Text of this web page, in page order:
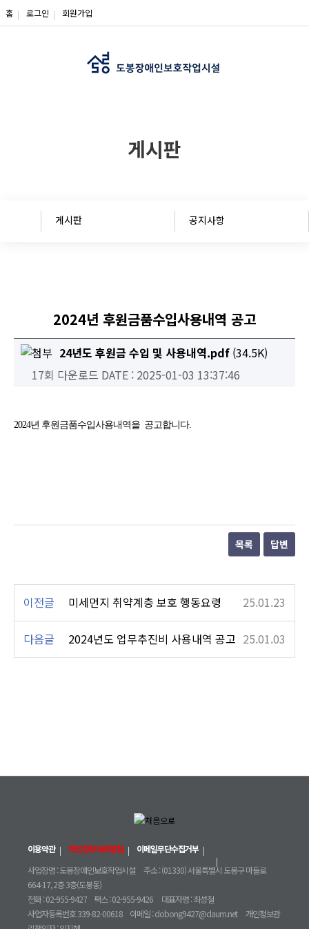
홈 로그인 회원가입
게시판
게시판 공지사항
2024년 후원금품수입사용내역 공고
24년도 후원금 수입 및 사용내역.pdf (34.5K)
17회 다운로드 DATE : 2025-01-03 13:37:46
2024년 후원금품수입사용내역을 공고합니다.
목록 답변
이전글 미세먼지 취약계층 보호 행동요령 25.01.23
다음글 2024년도 업무추진비 사용내역 공고 25.01.03
이용약관 개인정보처리방침
이메일무단수집거부
사업장명 : 도봉장애인보호작업시설
주소 : (01330) 서울특별시 도봉구 마들로
664-17, 2층 3층(도봉동)
전화 : 02-955-9427
팩스 : 02-955-9426
대표자명 : 최성철
사업자등록번호 339-82-00618
이메일 : dobong9427@daum.net
개인정보관